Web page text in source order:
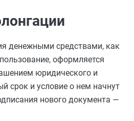
денежными средствами, как
оформляется
юридического и
срок и условие о нем начнут
нового документа —